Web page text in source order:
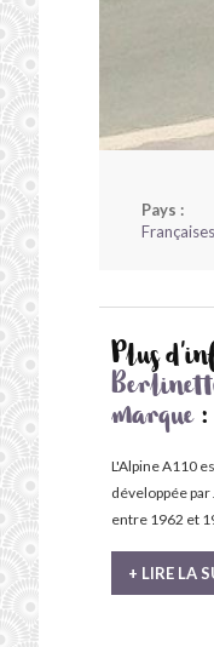
Pays :
Françaises
Plus
marque:
L'Alpine A110
développée
entre 1962 et
+ LIRE LA